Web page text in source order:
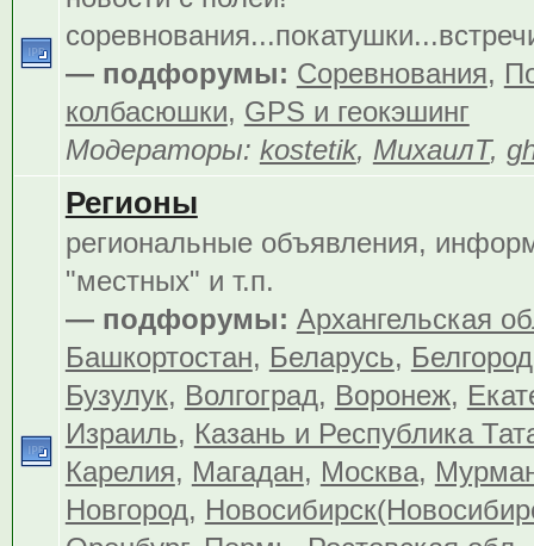
— подфорумы: Соревнования,
колбасюшки, GPS и геокэшинг
Модераторы: kostetik, МихаилТ,
Регионы
региональные объявления,
"местных" и т.п.
— подфорумы: Архангельская
Башкортостан, Беларусь,
Бузулук, Волгоград, Воронеж,
Израиль, Казань и Республика
Карелия, Магадан, Москва,
Новгород,